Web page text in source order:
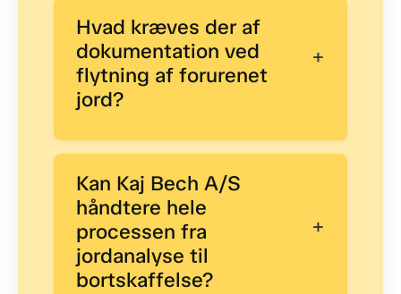
Hvad kræves der af
dokumentation ved
flytning af forurenet
jord?
+
Kan Kaj Bech A/S
håndtere hele
processen fra
jordanalyse til
bortskaffelse?
+